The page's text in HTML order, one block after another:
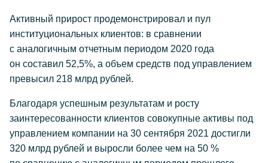
Активный прирост продемонстрировал и пул
институциональных клиентов: в сравнении
с аналогичным отчетным периодом 2020 года
он составил 52,5%, а объем средств под управлением
превысил 218 млрд рублей.
Благодаря успешным результатам и росту
заинтересованности клиентов совокупные активы под
управлением компании на 30 сентября 2021 достигли
320 млрд рублей и выросли более чем на 50 %